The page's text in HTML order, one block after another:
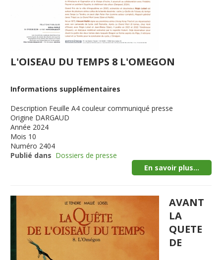
L'OISEAU DU TEMPS 8 L'OMEGON
Informations supplémentaires
Description Feuille A4 couleur communiqué presse
Origine DARGAUD
Année 2024
Mois 10
Numéro 2404
Publié dans Dossiers de presse
En savoir plus...
AVANT
LA
QUETE
DE